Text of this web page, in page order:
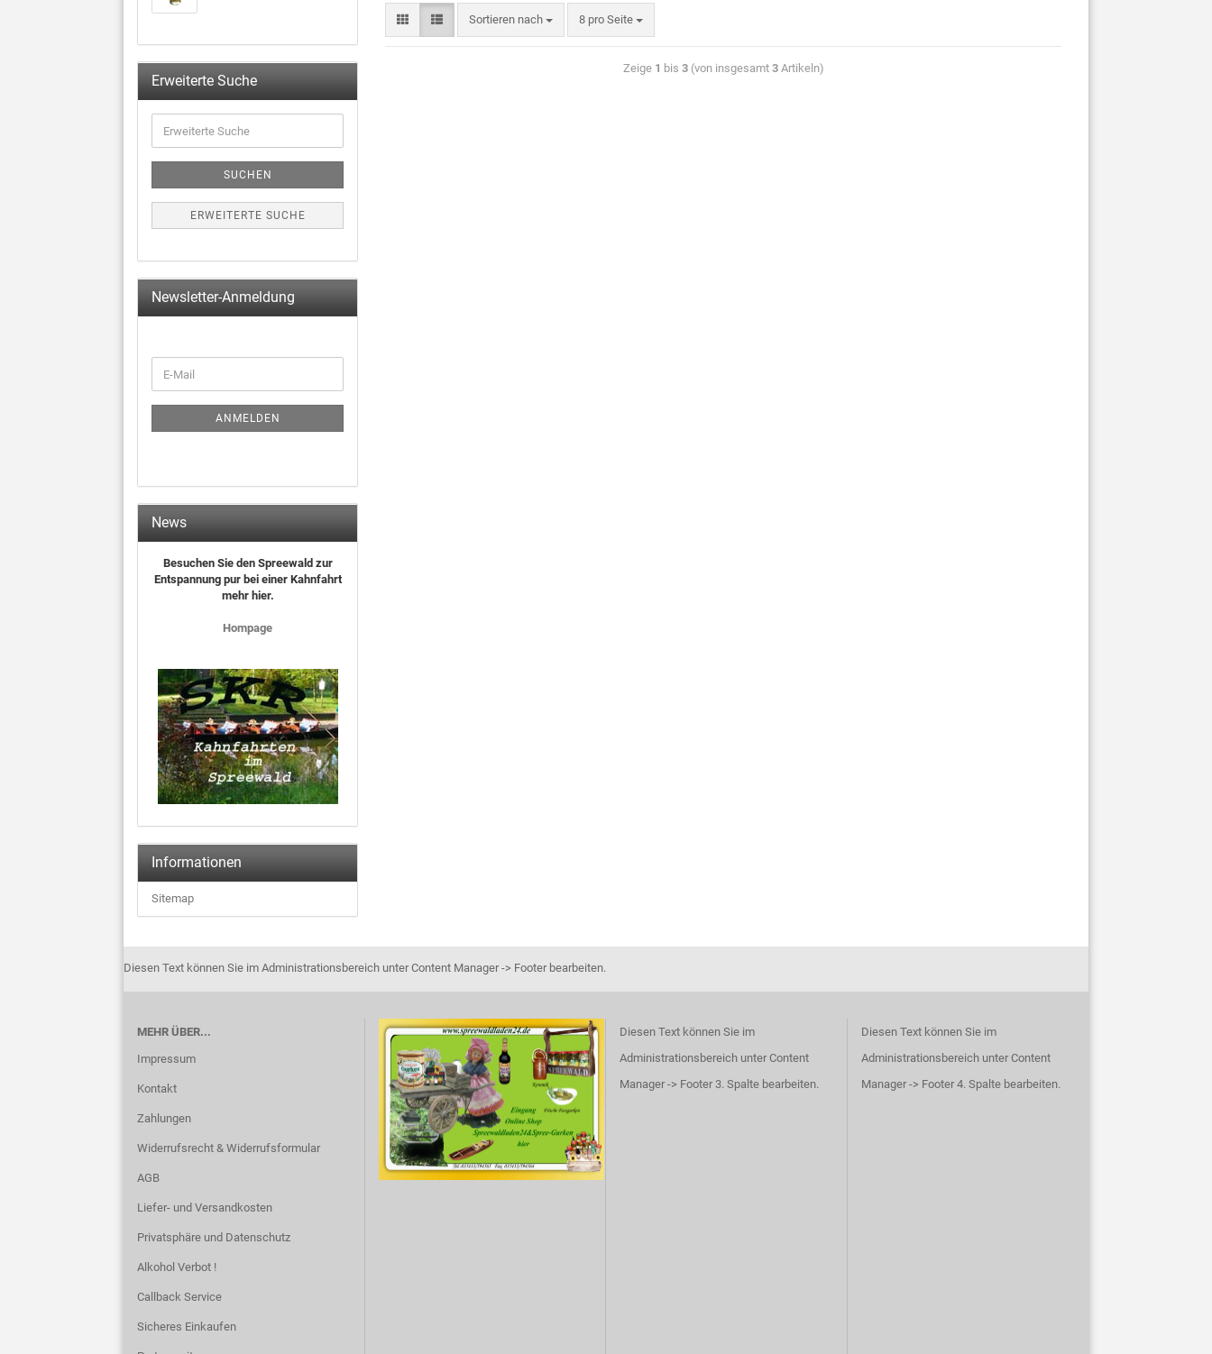
Sortieren nach 8 pro Seite
Zeige 1 bis 3(von insgesamt 3Artikeln)
Erweiterte Suche
SUCHEN
ERWEITERTE SUCHE
Newsletter-Anmeldung
ANMELDEN
News
Besuchen Sie den Spreewald zur
Entspannung pur bei einer Kahnfahrt
mehr hier.
Hompage
Informationen
Sitemap
Diesen Text können Sie im Administrationsbereich unter Content Manager -> Footer bearbeiten.
MEHR ÜBER...
Impressum
Kontakt
Zahlungen
Widerrufsrecht & Widerrufsformular
AGB
Liefer- und Versandkosten
Privatsphäre und Datenschutz
Alkohol Verbot !
Callback Service
Sicheres Einkaufen
Diesen Text können Sie im
Administrationsbereich unter Content
Manager -> Footer 3. Spalte bearbeiten.
Diesen Text können Sie im
Administrationsbereich unter Content
Manager -> Footer 4. Spalte bearbeiten.